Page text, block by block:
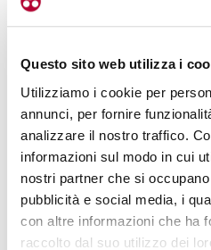
Questo sito web utilizza i
Utilizziamo i cookie per
annunci, per fornire
analizzare il nostro traffico.
informazioni sul modo in cui
nostri partner che si
pubblicità e social media, i
con altre informazioni che ha
raccolto dal suo utilizzo dei